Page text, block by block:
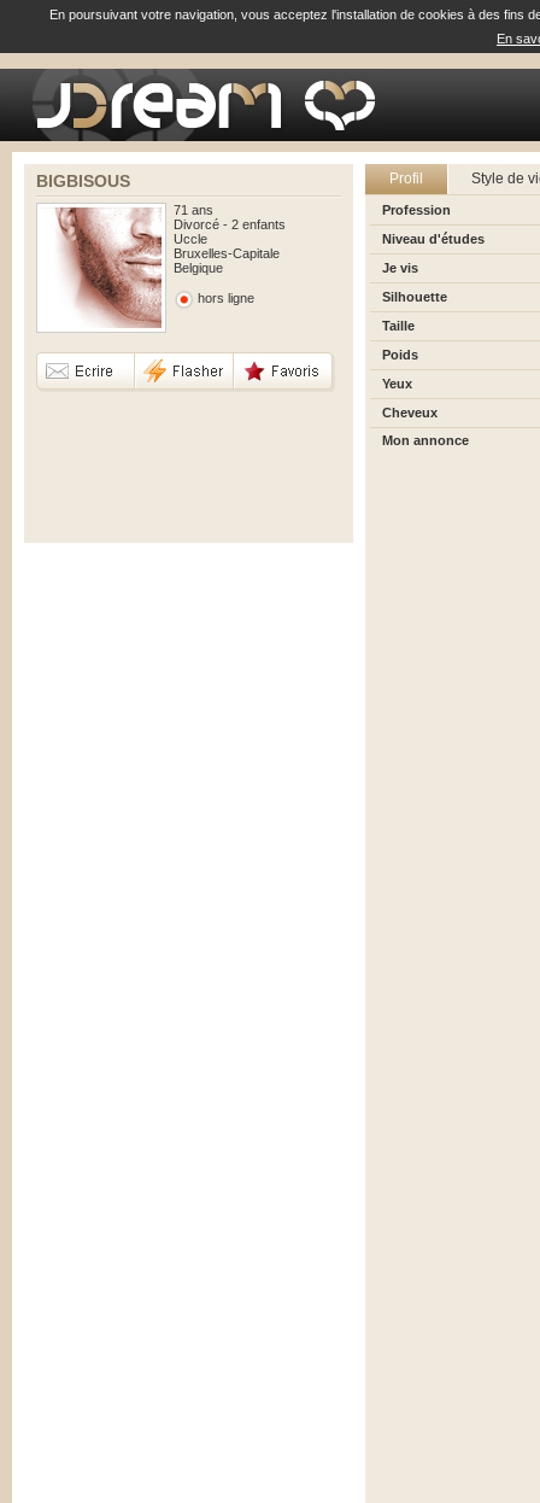
En poursuivant votre navigation, vous acceptez l'installation de cookies à des
En
BIGBISOUS
71 ans
Divorcé - 2 enfants
Uccle
Bruxelles-Capitale
Belgique
hors ligne
Profil Style de
Profession
Niveau d'études
Je vis
Silhouette
Taille
Poids
Yeux
Cheveux
Mon annonce